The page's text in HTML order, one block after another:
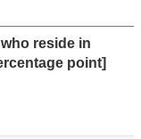
reside in
point]